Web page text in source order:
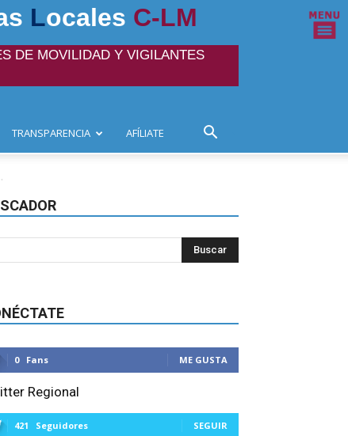
Locales C-LM
DE MOVILIDAD Y VIGILANTES
TRANSPARENCIA AFÍLIATE
0 Fans ME GUSTA
Regional
421 Seguidores SEGUIR